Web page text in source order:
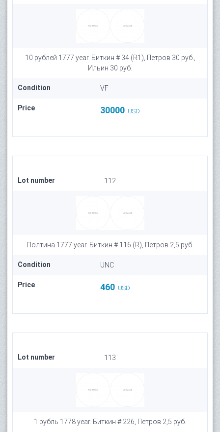
10 рублей 1777 year. Биткин # 34 (R1), Петров 30 руб.,
Ильин 30 руб.
Condition VF
Price 30000 USD
Lot number 112
Полтина 1777 year. Биткин # 116 (R), Петров 2,5 руб.
Condition UNC
Price 460 USD
Lot number 113
1 рубль 1778 year. Биткин # 226, Петров 2,5 руб.